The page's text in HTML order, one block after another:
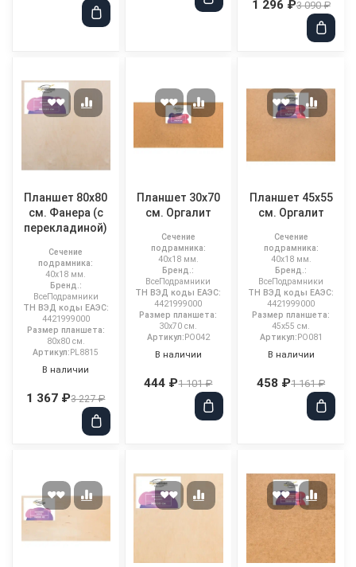
1 296 ₽3 090 ₽
Планшет 80x80
см. Фанера (с
перекладиной)
Сечение
подрамника:
40x18 мм.
Бренд.:
ВсеПодрамники
ТН ВЭД коды ЕАЭС:
4421999000
Размер планшета:
80x80 см.
Артикул: PL8815
В наличии
1 367 ₽3 227 ₽
Планшет 30x70
см. Оргалит
Сечение
подрамника:
40x18 мм.
Бренд.:
ВсеПодрамники
ТН ВЭД коды ЕАЭС:
4421999000
Размер планшета:
30x70 см.
Артикул: PO042
В наличии
444 ₽1 101 ₽
Планшет 45x55
см. Оргалит
Сечение
подрамника:
40x18 мм.
Бренд.:
ВсеПодрамники
ТН ВЭД коды ЕАЭС:
4421999000
Размер планшета:
45x55 см.
Артикул: PO081
В наличии
458 ₽1 161 ₽